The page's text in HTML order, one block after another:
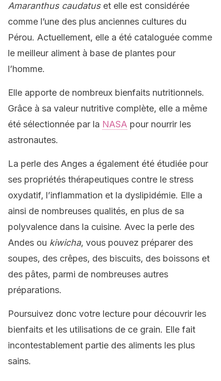
Amaranthus caudatuset elle est considérée
comme l’une des plus anciennes cultures du
Pérou. Actuellement, elle a été cataloguée comme
le meilleur aliment à base de plantes pour
l’homme.
Elle apporte de nombreux bienfaits nutritionnels.
Grâce à sa valeur nutritive complète, elle a même
été sélectionnée par la NASA pour nourrir les
astronautes.
La perle des Anges a également été étudiée pour
ses propriétés thérapeutiques contre le stress
oxydatif, l’inflammation et la dyslipidémie. Elle a
ainsi de nombreuses qualités, en plus de sa
polyvalence dans la cuisine. Avec la perle des
Andes ou kiwicha, vous pouvez préparer des
soupes, des crêpes, des biscuits, des boissons et
des pâtes, parmi de nombreuses autres
préparations.
Poursuivez donc votre lecture pour découvrir les
bienfaits et les utilisations de ce grain. Elle fait
incontestablement partie des aliments les plus
sains.